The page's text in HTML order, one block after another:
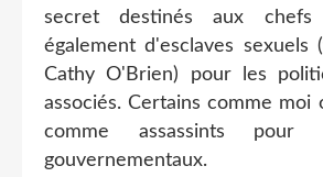
secret destinés aux chefs
également d'esclaves sexuels
Cathy O'Brien) pour les
associés. Certains comme moi
comme assassints pour
gouvernementaux.